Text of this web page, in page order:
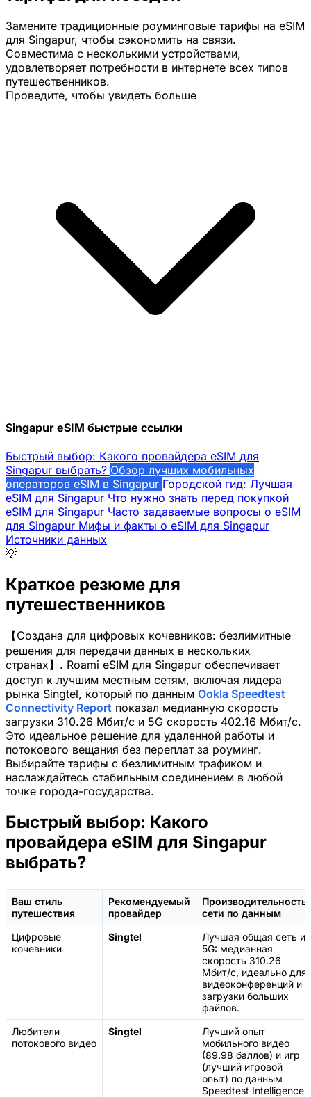
Замените традиционные роуминговые тарифы на eSIM
для Singapur, чтобы сэкономить на связи.
Совместима с несколькими устройствами,
удовлетворяет потребности в интернете всех типов
путешественников.
Проведите, чтобы увидеть больше
Singapur eSIM быстрые ссылки
Быстрый выбор: Какого провайдера eSIM для
Singapur выбрать? Обзор лучших мобильных
операторов eSIM в Singapur Городской гид: Лучшая
eSIM для Singapur Что нужно знать перед покупкой
eSIM для Singapur Часто задаваемые вопросы о eSIM
для Singapur Мифы и факты о eSIM для Singapur
Источники данных
💡
Краткое резюме для
путешественников
【Создана для цифровых кочевников: безлимитные
решения для передачи данных в нескольких
странах】. Roami eSIM для Singapur обеспечивает
доступ к лучшим местным сетям, включая лидера
рынка Singtel, который по данным Ookla Speedtest
Connectivity Report показал медианную скорость
загрузки 310.26 Мбит/с и 5G скорость 402.16 Мбит/с.
Это идеальное решение для удаленной работы и
потокового вещания без переплат за роуминг.
Выбирайте тарифы с безлимитным трафиком и
наслаждайтесь стабильным соединением в любой
точке города-государства.
Быстрый выбор: Какого
провайдера eSIM для Singapur
выбрать?
Ваш стиль
путешествия
Рекомендуемый
провайдер
Производительность
сети по данным
Цифровые
кочевники
Singtel
Лучшая общая сеть и
5G: медианная
скорость 310.26
Мбит/с, идеально для
видеоконференций и
загрузки больших
файлов.
Любители
потокового видео
Singtel
Лучший опыт
мобильного видео
(89.98 баллов) и игр
(лучший игровой
опыт) по данным
Speedtest Intelligence.